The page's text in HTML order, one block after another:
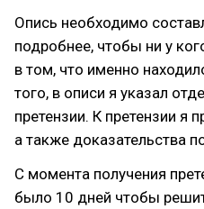
Опись необходимо
подробнее, чтобы ни у
в том, что именно
того, в описи я указал
претензии. К претензии я
а также доказательства
С момента получения
было 10 дней чтобы